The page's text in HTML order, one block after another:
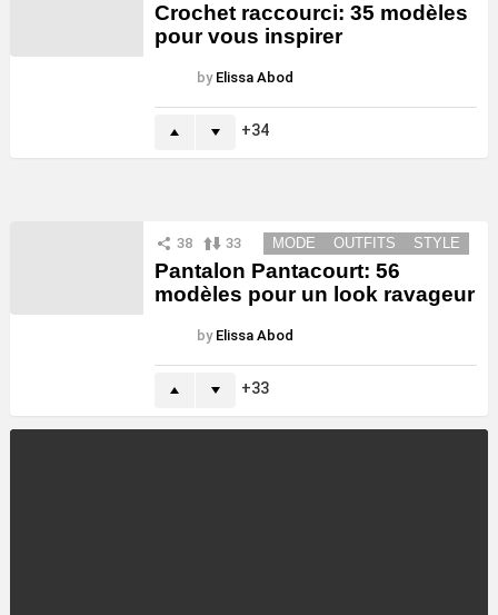
Crochet raccourci: 35 modèles
pour vous inspirer
by Elissa Abod
34
38 33 MODE OUTFITS STYLE
Pantalon Pantacourt: 56
modèles pour un look ravageur
by Elissa Abod
33